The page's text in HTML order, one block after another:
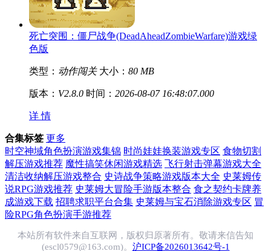
死亡突围：僵尸战争(DeadAheadZombieWarfare)游戏绿
色版
类型： 动作闯关 大小： 80 MB
版本： V2.8.0 时间： 2026-08-07 16:48:07.000
详 情
合集标签 更多
时空神域角色扮演游戏集锦 时尚娃娃换装游戏专区 食物切割
解压游戏推荐 魔性搞笑休闲游戏精选 飞行射击弹幕游戏大全
清洁收纳解压游戏整合 史诗战争策略游戏版本大全 史莱姆传
说RPG游戏推荐 史莱姆大冒险手游版本整合 食之契约卡牌养
成游戏下载 招聘求职平台合集 史莱姆与宝石消除游戏专区 冒
险RPG角色扮演手游推荐
本站所有软件来自互联网，版权归原著所有。敬请来信告知
(escl0579@163.com)。 沪ICP备2026013642号-1